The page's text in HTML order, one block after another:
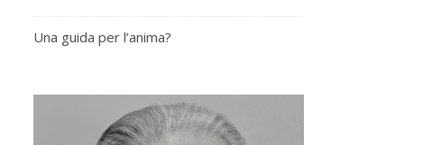
Una guida per l’anima?